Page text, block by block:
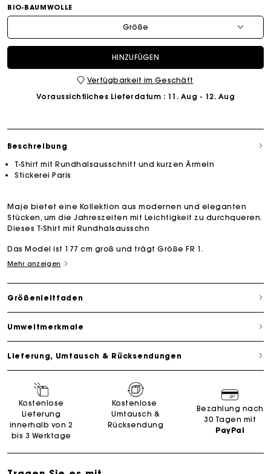
BIO-BAUMWOLLE
Größe
HINZUFÜGEN
Verfügbarkeit im Geschäft
Voraussichtliches Lieferdatum : 11. Aug - 12. Aug
Beschreibung
T-Shirt mit Rundhalsausschnitt und kurzen Ärmeln
Stickerei Paris
Maje bietet eine Kollektion aus modernen und eleganten
Stücken, um die Jahreszeiten mit Leichtigkeit zu durchqueren.
Dieses T-Shirt mit Rundhalsausschn
Das Model ist 177 cm groß und trägt Größe FR 1.
Mehr anzeigen
Größenleitfaden
Umweltmerkmale
Lieferung, Umtausch & Rücksendungen
Kostenlose
Lieferung
innerhalb von 2
bis 3 Werktage
Kostenlose
Umtausch &
Rücksendung
Bezahlung nach
30 Tagen mit
PayPal